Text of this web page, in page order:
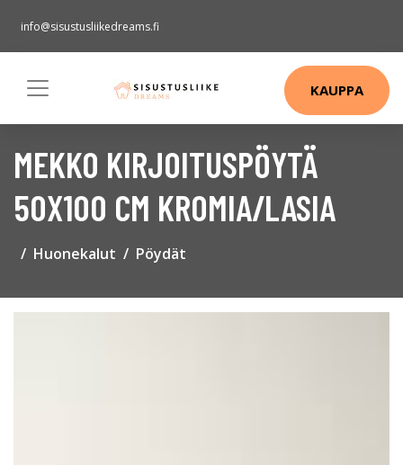
info@sisustusliikedreams.fi
KAUPPA
MEKKO KIRJOITUSPÖYTÄ
50X100 CM KROMIA/LASIA
Huonekalut Pöydät